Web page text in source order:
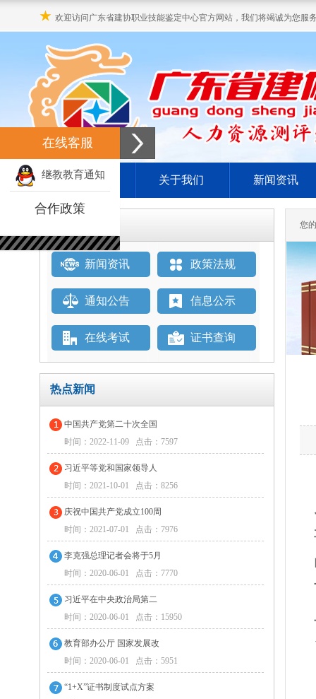
★ 欢迎访问广东省建协职业技能鉴定中心官方网站，我们将竭诚为您
网站首页 关于我们 新闻资讯
新闻资讯 政策法规
通知公告 信息公示
在线考试 证书查询
热点新闻
中国共产党第二十次全国
时间：2022-11-09 点击：7597
习近平等党和国家领导人
时间：2021-10-01 点击：8256
庆祝中国共产党成立100周
时间：2021-07-01 点击：7976
李克强总理记者会将于5月
时间：2020-06-01 点击：7770
习近平在中央政治局第二
时间：2020-06-01 点击：15950
教育部办公厅 国家发展改
时间：2020-06-01 点击：5951
“1+X”证书制度试点方案
您
在线客服
继教教育通知
合作政策